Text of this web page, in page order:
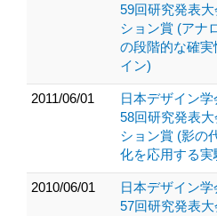
59回研究発表
ション賞 (アナ
の段階的な確
イン)
2011/06/01
日本デザイン
58回研究発表
ション賞 (影の
化を応用する実
2010/06/01
日本デザイン
57回研究発表